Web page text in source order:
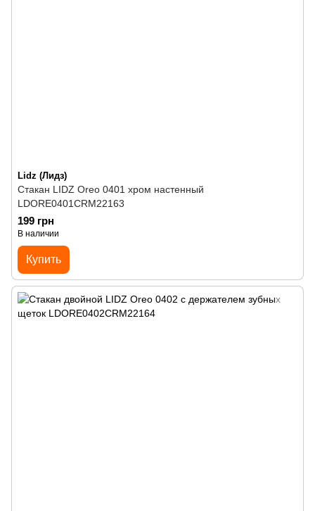
Lidz (Лидз)
Стакан LIDZ Oreo 0401 хром настенный
LDORE0401CRM22163
199 грн
В наличии
Купить